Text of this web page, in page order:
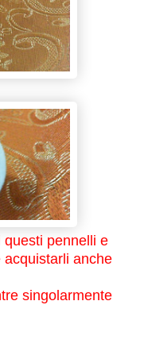
questi pennelli e
anche
singolarmente